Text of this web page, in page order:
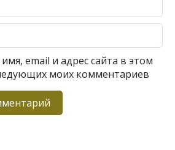
email и адрес сайта в этом
моих комментариев